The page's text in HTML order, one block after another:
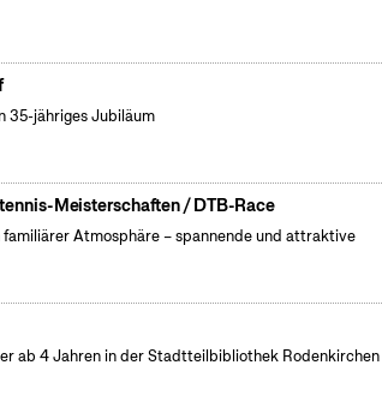
35-jähriges Jubiläum
Meisterschaften / DTB-Race
Atmosphäre – spannende und attraktive
ab 4 Jahren in der Stadtteilbibliothek Rodenkirchen